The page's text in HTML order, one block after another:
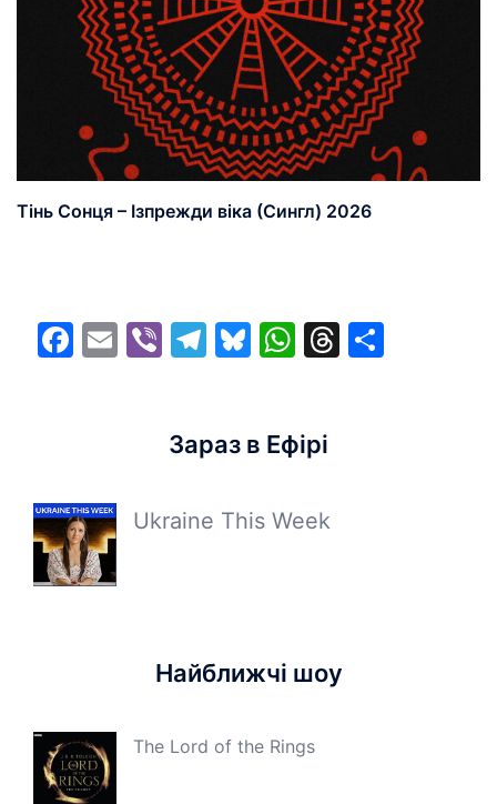
Тінь Сонця – Ізпрежди віка (Сингл) 2026
Facebook
EmailViberTelegram
Bluesky
WhatsApp
Threads
Зараз в Ефірі
Ukraine This Week
Найближчі шоу
The Lord of the Rings